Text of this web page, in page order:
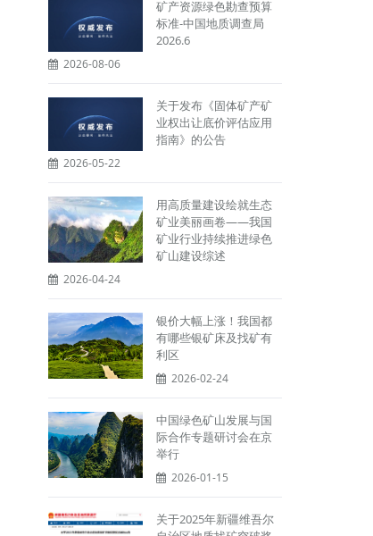
矿产资源绿色勘查预算
标准-中国地质调查局
2026.6
2026-08-06
关于发布《固体矿产矿
业权出让底价评估应用
指南》的公告
2026-05-22
用高质量建设绘就生态
矿业美丽画卷——我国
矿业行业持续推进绿色
矿山建设综述
2026-04-24
银价大幅上涨！我国都
有哪些银矿床及找矿有
利区
2026-02-24
中国绿色矿山发展与国
际合作专题研讨会在京
举行
2026-01-15
关于2025年新疆维吾尔